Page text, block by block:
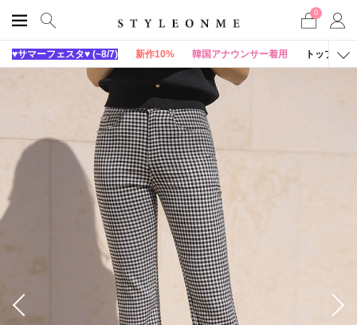
0
♥サマーフェスタ♥ (~8/7) 新作10% 韓国アナウンサー着用 トップス